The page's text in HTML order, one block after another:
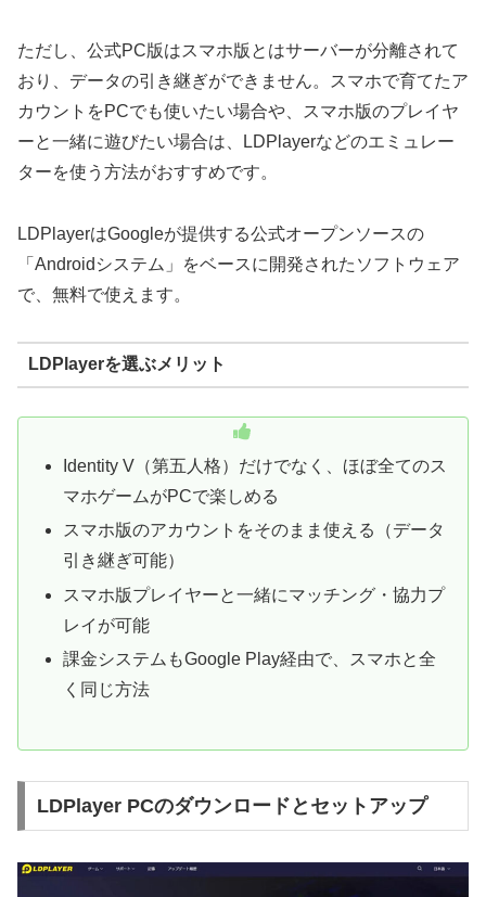
ただし、公式PC版はスマホ版とはサーバーが分離されて
おり、データの引き継ぎができません。スマホで育てたア
カウントをPCでも使いたい場合や、スマホ版のプレイヤ
ーと一緒に遊びたい場合は、LDPlayerなどのエミュレー
ターを使う方法がおすすめです。
LDPlayerはGoogleが提供する公式オープンソースの
「Androidシステム」をベースに開発されたソフトウェア
で、無料で使えます。
LDPlayerを選ぶメリット
Identity V（第五人格）だけでなく、ほぼ全てのス
マホゲームがPCで楽しめる
スマホ版のアカウントをそのまま使える（データ
引き継ぎ可能）
スマホ版プレイヤーと一緒にマッチング・協力プ
レイが可能
課金システムもGoogle Play経由で、スマホと全
く同じ方法
LDPlayer PCのダウンロードとセットアップ